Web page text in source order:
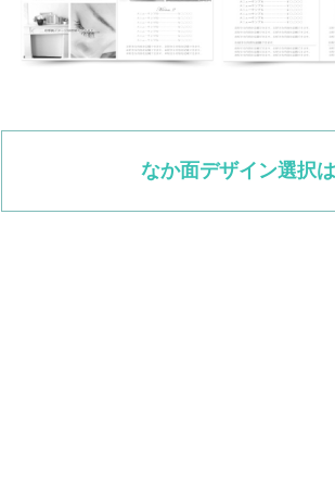
なか面デザイン選択